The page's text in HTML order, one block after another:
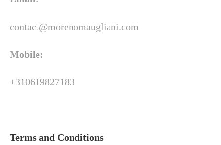
contact@morenomaugliani.com
Mobile:
+310619827183
Terms and Conditions